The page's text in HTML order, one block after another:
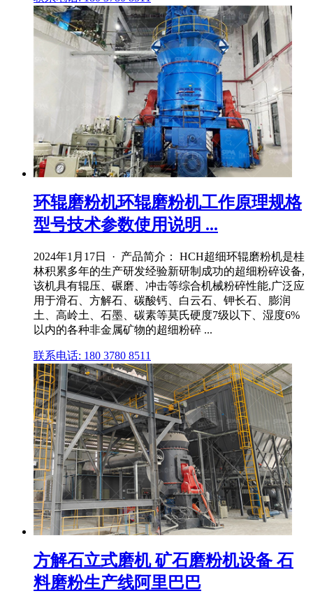
环辊磨粉机环辊磨粉机工作原理规格
型号技术参数使用说明 ...
2024年1月17日 · 产品简介： HCH超细环辊磨粉机是桂
林积累多年的生产研发经验新研制成功的超细粉碎设备,
该机具有辊压、碾磨、冲击等综合机械粉碎性能,广泛应
用于滑石、方解石、碳酸钙、白云石、钾长石、膨润
土、高岭土、石墨、碳素等莫氏硬度7级以下、湿度6%
以内的各种非金属矿物的超细粉碎 ...
联系电话: 180 3780 8511
方解石立式磨机 矿石磨粉机设备 石
料磨粉生产线阿里巴巴